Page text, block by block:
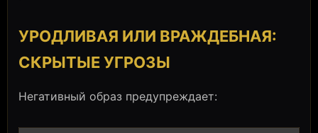
УРОДЛИВАЯ ИЛИ ВРАЖДЕБНАЯ:
СКРЫТЫЕ УГРОЗЫ
Негативный образ предупреждает: